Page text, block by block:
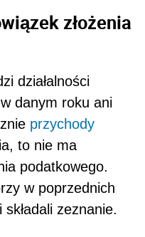
złożenia
działalności
danym roku ani
przychody
to nie ma
podatkowego.
w poprzednich
zeznanie.